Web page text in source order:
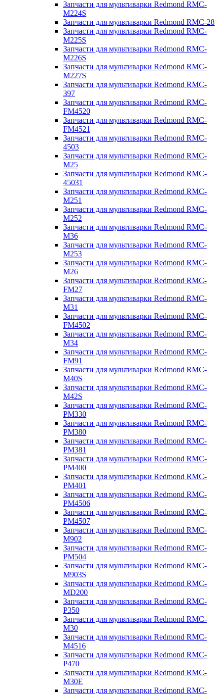
Запчасти для мультиварки Redmond RMC-
M224S
Запчасти для мультиварки Redmond RMC-28
Запчасти для мультиварки Redmond RMC-
M225S
Запчасти для мультиварки Redmond RMC-
M226S
Запчасти для мультиварки Redmond RMC-
M227S
Запчасти для мультиварки Redmond RMC-
397
Запчасти для мультиварки Redmond RMC-
FM4520
Запчасти для мультиварки Redmond RMC-
FM4521
Запчасти для мультиварки Redmond RMC-
4503
Запчасти для мультиварки Redmond RMC-
M25
Запчасти для мультиварки Redmond RMC-
45031
Запчасти для мультиварки Redmond RMC-
M251
Запчасти для мультиварки Redmond RMC-
M252
Запчасти для мультиварки Redmond RMC-
M36
Запчасти для мультиварки Redmond RMC-
M253
Запчасти для мультиварки Redmond RMC-
M26
Запчасти для мультиварки Redmond RMC-
FM27
Запчасти для мультиварки Redmond RMC-
M31
Запчасти для мультиварки Redmond RMC-
FM4502
Запчасти для мультиварки Redmond RMC-
M34
Запчасти для мультиварки Redmond RMC-
FM91
Запчасти для мультиварки Redmond RMC-
M40S
Запчасти для мультиварки Redmond RMC-
M42S
Запчасти для мультиварки Redmond RMC-
PM330
Запчасти для мультиварки Redmond RMC-
PM380
Запчасти для мультиварки Redmond RMC-
PM381
Запчасти для мультиварки Redmond RMC-
PM400
Запчасти для мультиварки Redmond RMC-
PM401
Запчасти для мультиварки Redmond RMC-
PM4506
Запчасти для мультиварки Redmond RMC-
PM4507
Запчасти для мультиварки Redmond RMC-
M902
Запчасти для мультиварки Redmond RMC-
PM504
Запчасти для мультиварки Redmond RMC-
M903S
Запчасти для мультиварки Redmond RMC-
MD200
Запчасти для мультиварки Redmond RMC-
P350
Запчасти для мультиварки Redmond RMC-
M30
Запчасти для мультиварки Redmond RMC-
M4516
Запчасти для мультиварки Redmond RMC-
P470
Запчасти для мультиварки Redmond RMC-
M30E
Запчасти для мультиварки Redmond RMC-